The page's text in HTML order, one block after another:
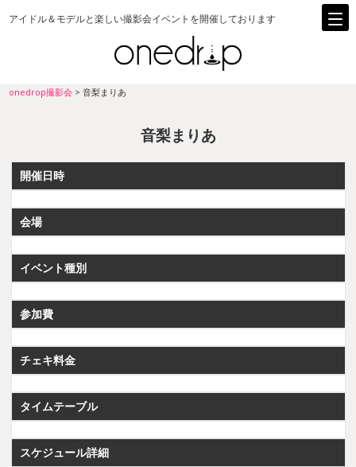
アイドル＆モデルと楽しい撮影会イベントを開催しております
onedrop撮影会 >音梨まりあ
音梨まりあ
開催日時
会場
イベント種別
参加費
チェキ料金
タイムテーブル
スケジュール詳細